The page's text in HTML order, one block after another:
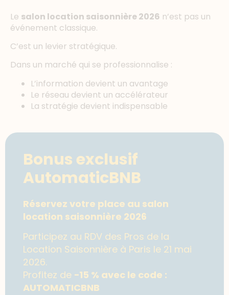
Le salon location saisonnière 2026 n’est pas un
événement classique.
C’est un levier stratégique.
Dans un marché qui se professionnalise :
L’information devient un avantage
Le réseau devient un accélérateur
La stratégie devient indispensable
Bonus exclusif
AutomaticBNB
Réservez votre place au salon
location saisonnière 2026
Participez au RDV des Pros de la
Location Saisonnière à Paris le 21 mai
2026.
Profitez de −15 % avec le code :
AUTOMATICBNB